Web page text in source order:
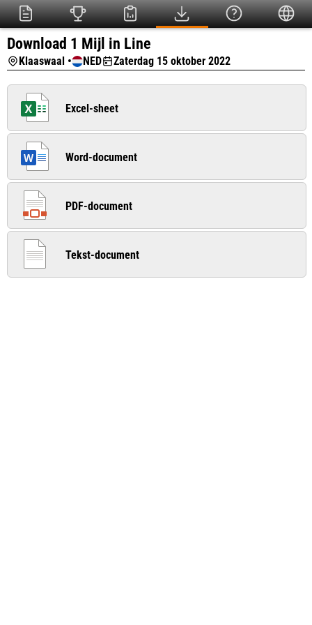
Download 1 Mijl in Line
Klaaswaal • NED Zaterdag 15 oktober 2022
Excel-sheet
Word-document
PDF-document
Tekst-document